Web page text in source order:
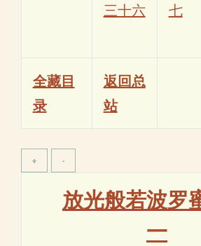
三十六
七
全藏目
录
返回总
站
放光般若波罗
一